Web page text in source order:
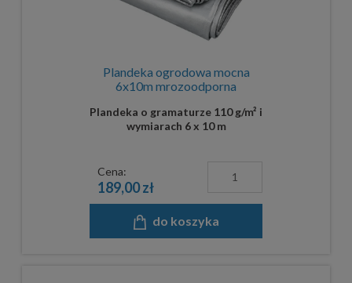
Plandeka ogrodowa mocna
6x10m mrozoodporna
Plandeka o gramaturze 110 g/m² i
wymiarach 6 x 10 m
Cena:
189,00 zł
do koszyka